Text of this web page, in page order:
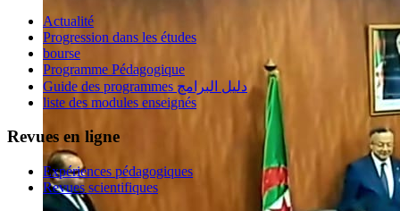
Actualité
Progression dans les études
bourse
Programme Pédagogique
Guide des programmes دليل البرامج
liste des modules enseignés
Revues en ligne
Expériences pédagogiques
Revues scientifiques